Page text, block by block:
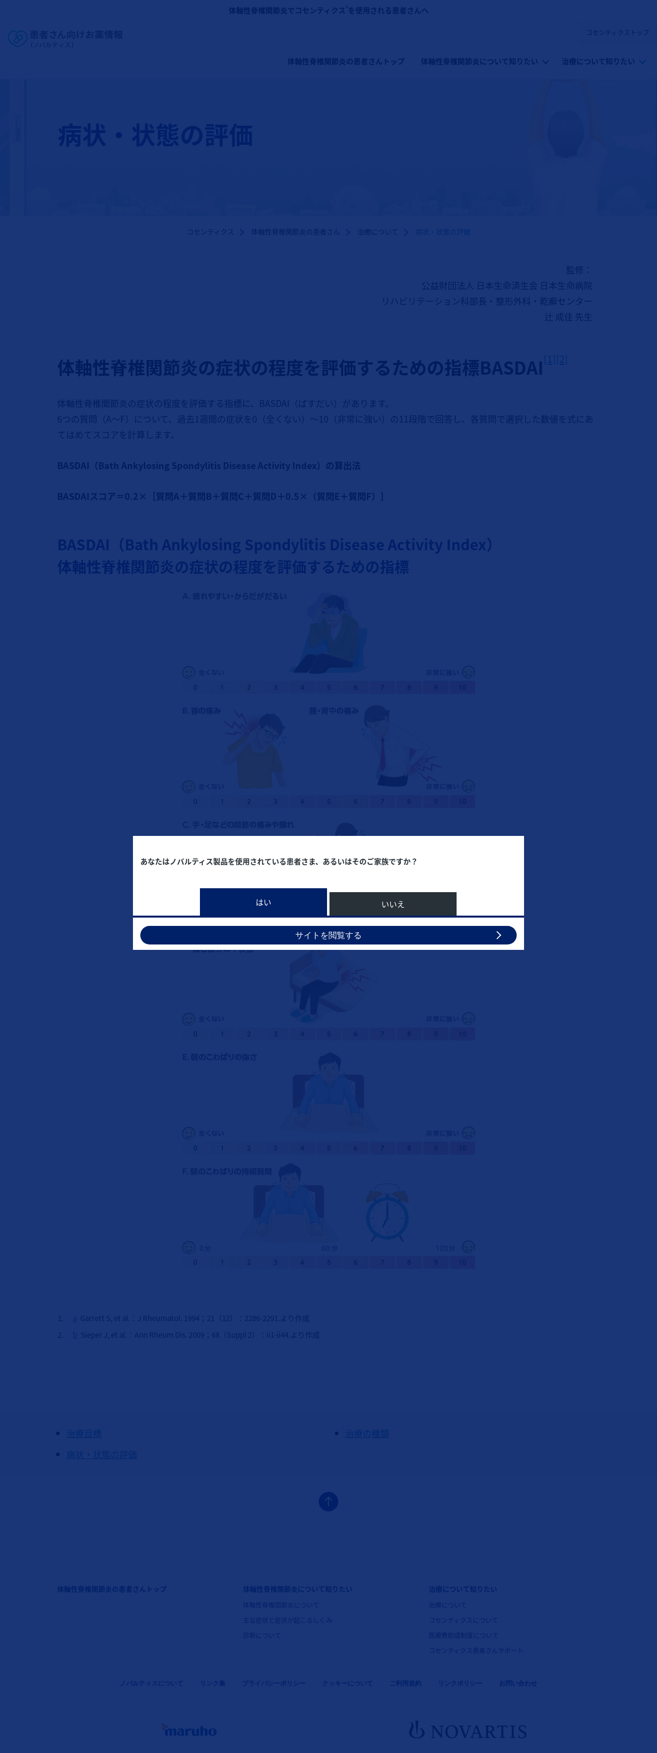
メインコンテンツに移動
体軸性脊椎関節炎でコセンティクス を使用される患者さんへ
Site Logo
コセンティクストップ
体軸性脊椎関節炎の患者さんトップ 体軸性脊椎関節炎について知りたい 治療について知りたい
コセンティクス 体軸性脊椎関節炎の患者さん 治療について 病状・状態の評価
監修：
公益財団法人 日本生命済生会 日本生命病院
リハビリテーション科部長・整形外科・乾癬センター
辻 成佳 先生
体軸性脊椎関節炎の症状の程度を評価するための指標BASDAI [1] [2]
体軸性脊椎関節炎の症状の程度を評価する指標に、BASDAI（ばすだい）があります。
6つの質問（A～F）について、過去1週間の症状を0（全くない）～10（非常に強い）の11段階で回答し、各質問で選択した数値を式にあ
てはめてスコアを計算します。
BASDAI（Bath Ankylosing Spondylitis Disease Activity Index）の算出法
BASDAIスコア＝0.2×［質問A＋質問B＋質問C＋質問D＋0.5×（質問E＋質問F）］
BASDAI（Bath Ankylosing Spondylitis Disease Activity Index）
体軸性脊椎関節炎の症状の程度を評価するための指標
a Garrett S, et al.：J Rheumatol. 1994；21（12）：2286-2291.より作成
b Sieper J, et al.：Ann Rheum Dis. 2009；68（Suppl 2）：ii1-ii44.より作成
治療目標
病状・状態の評価
治療の種類
体軸性脊椎関節炎の患者さんトップ 体軸性脊椎関節炎について知りたい
体軸性脊椎関節炎について
主な症状と症状が起こるしくみ
診断について
治療について知りたい
治療について
コセンティクスについて
医療費助成制度について
コセンティクス患者さんサポート
ノバルティスについて リンク集 プライバシーポリシー クッキーについて ご利用規約 リンクポリシー お問い合わせ
あなたはノバルティス製品を使用されている患者さま、あるいはそのご家族ですか？
はい いいえ
サイトを閲覧する